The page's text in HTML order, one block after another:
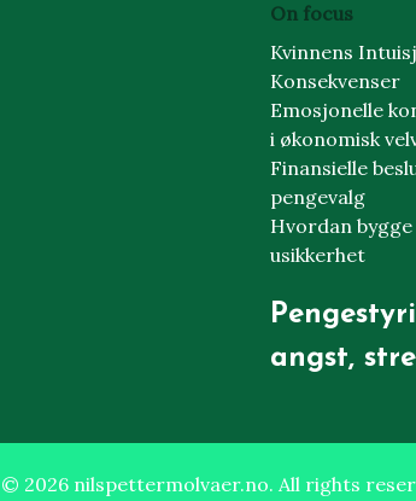
On focus
Kvinnens
Konsekvenser
Emosjonelle
i økonomisk
Finansielle
pengevalg
Hvordan
usikkerhet
angst,
© 2026 nilspettermolvaer.no. All rights